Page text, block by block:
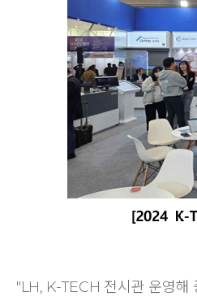
"LH, K-TECH 전시관 운영해